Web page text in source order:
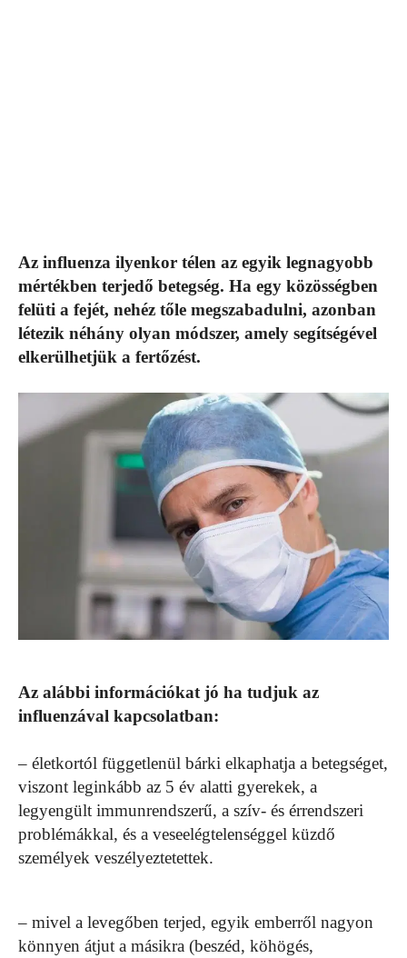
Az influenza ilyenkor télen az egyik legnagyobb
mértékben terjedő betegség. Ha egy közösségben
felüti a fejét, nehéz tőle megszabadulni, azonban
létezik néhány olyan módszer, amely segítségével
elkerülhetjük a fertőzést.
Az alábbi információkat jó ha tudjuk az
influenzával kapcsolatban:
– életkortól függetlenül bárki elkaphatja a betegséget,
viszont leginkább az 5 év alatti gyerekek, a
legyengült immunrendszerű, a szív- és érrendszeri
problémákkal, és a veseelégtelenséggel küzdő
személyek veszélyeztetettek.
– mivel a levegőben terjed, egyik emberről nagyon
könnyen átjut a másikra (beszéd, köhögés,